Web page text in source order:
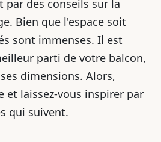
par des conseils sur la
Bien que l'espace soit
sont immenses. Il est
parti de votre balcon,
dimensions. Alors,
et laissez-vous inspirer par
qui suivent.